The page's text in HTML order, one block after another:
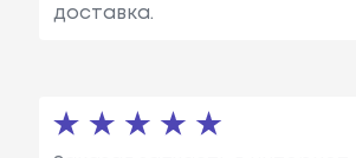
доставка.